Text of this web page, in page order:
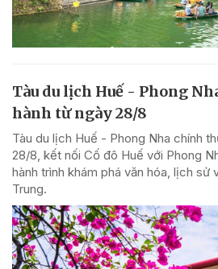
Tàu du lịch Huế - Phong
hành từ ngày 28/8
Tàu du lịch Huế - Phong Nha chính
28/8, kết nối Cố đô Huế với Phong
hành trình khám phá văn hóa, lịch sử
Trung.